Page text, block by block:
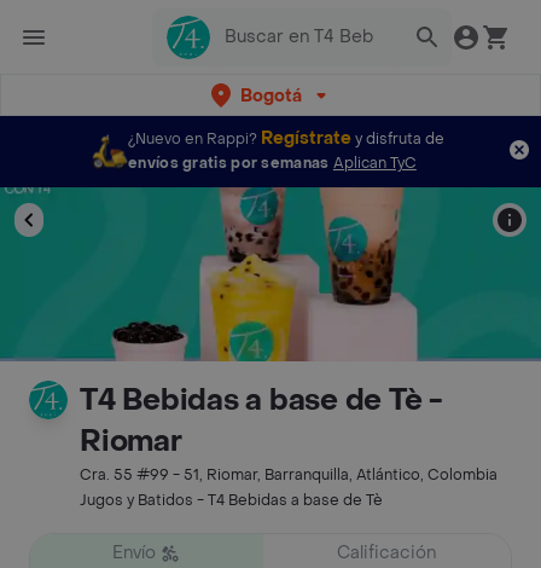
Bogotá
¿Nuevo en Rappi? Regístratey disfruta de
envíos gratis por semanas Aplican TyC
T4 Bebidas a base de Tè -
Riomar
Cra. 55 #99 - 51, Riomar, Barranquilla, Atlántico, Colombia
Jugos y Batidos - T4 Bebidas a base de Tè
Envío
Calificación